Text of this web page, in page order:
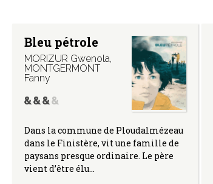
Bleu pétrole
MORIZUR Gwenola,
MONTGERMONT
Fanny
Dans la commune de Ploudalmézeau
dans le Finistère, vit une famille de
paysans presque ordinaire. Le père
vient d’être élu…